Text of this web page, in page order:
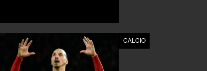
CALCIO CALCIO